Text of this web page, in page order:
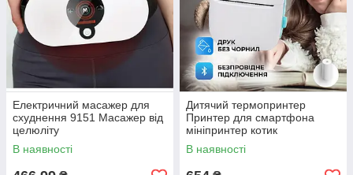
Електричний масажер для
схуднення 9151 Масажер від
целюліту
В наявності
Дитячий термопринтер
Принтер для смартфона
мініпринтер котик
портативний рожевий, Міні
принтер для фото
В наявності